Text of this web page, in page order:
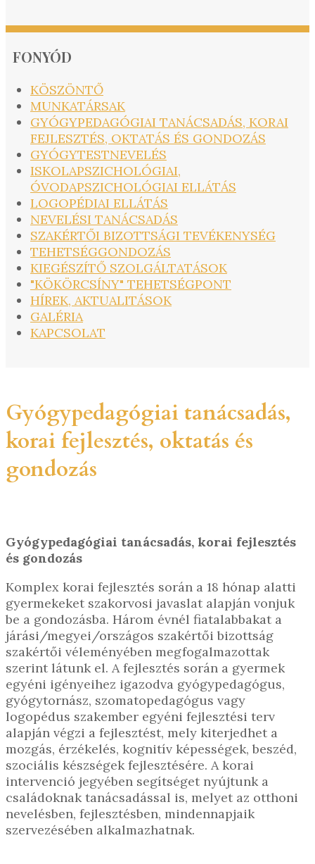
FONYÓD
KÖSZÖNTŐ
MUNKATÁRSAK
GYÓGYPEDAGÓGIAI TANÁCSADÁS, KORAI
FEJLESZTÉS, OKTATÁS ÉS GONDOZÁS
GYÓGYTESTNEVELÉS
ISKOLAPSZICHOLÓGIAI,
ÓVODAPSZICHOLÓGIAI ELLÁTÁS
LOGOPÉDIAI ELLÁTÁS
NEVELÉSI TANÁCSADÁS
SZAKÉRTŐI BIZOTTSÁGI TEVÉKENYSÉG
TEHETSÉGGONDOZÁS
KIEGÉSZÍTŐ SZOLGÁLTATÁSOK
"KÖKÖRCSÍNY" TEHETSÉGPONT
HÍREK, AKTUALITÁSOK
GALÉRIA
KAPCSOLAT
Gyógypedagógiai tanácsadás,
korai fejlesztés, oktatás és
gondozás
Gyógypedagógiai tanácsadás, korai fejlesztés
és gondozás
Komplex korai fejlesztés során a 18 hónap alatti
gyermekeket szakorvosi javaslat alapján vonjuk
be a gondozásba. Három évnél fiatalabbakat a
járási/megyei/országos szakértői bizottság
szakértői véleményében megfogalmazottak
szerint látunk el. A fejlesztés során a gyermek
egyéni igényeihez igazodva gyógypedagógus,
gyógytornász, szomatopedagógus vagy
logopédus szakember egyéni fejlesztési terv
alapján végzi a fejlesztést, mely kiterjedhet a
mozgás, érzékelés, kognitív képességek, beszéd,
szociális készségek fejlesztésére. A korai
intervenció jegyében segítséget nyújtunk a
családoknak tanácsadással is, melyet az otthoni
nevelésben, fejlesztésben, mindennapjaik
szervezésében alkalmazhatnak.